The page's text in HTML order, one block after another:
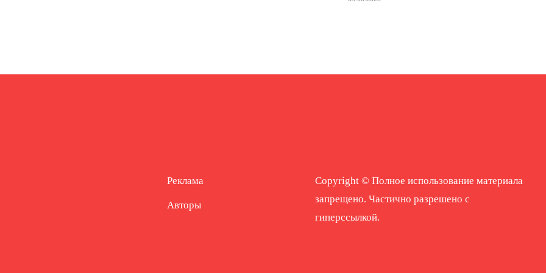
Реклама
Авторы
Copyright © Полное использование материала
запрещено. Частично разрешено с
гиперссылкой.